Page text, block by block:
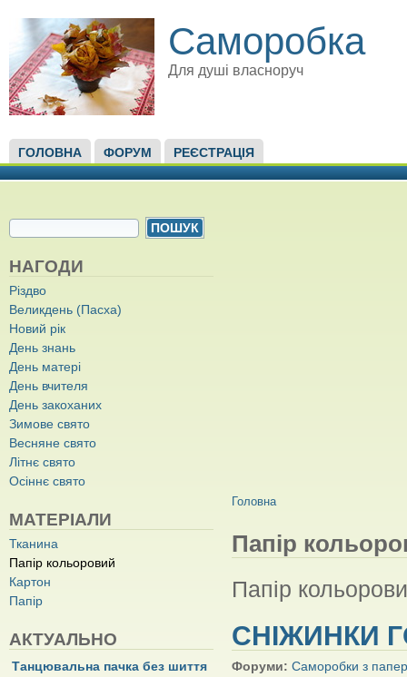
Саморобка
Для душі власноруч
ГОЛОВНЕ МЕНЮ
ГОЛОВНА ФОРУМ РЕЄСТРАЦІЯ
ПОШУКОВА ФОРМА
НАГОДИ
Різдво
Великдень (Пасха)
Новий рік
День знань
День матері
День вчителя
День закоханих
Зимове свято
Весняне свято
Літнє свято
Осіннє свято
МАТЕРІАЛИ
Тканина
Папір кольоровий
Картон
Папір
АКТУАЛЬНО
Танцювальна пачка без шиття
ВИ Є ТУТ
Головна
Папір
Папір
СНІЖИНКИ
Форуми: Саморобки з